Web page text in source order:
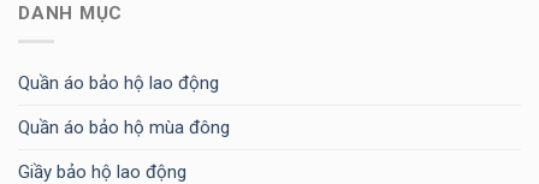
DANH MỤC
Quần áo bảo hộ lao động
Quần áo bảo hộ mùa đông
Giầy bảo hộ lao động